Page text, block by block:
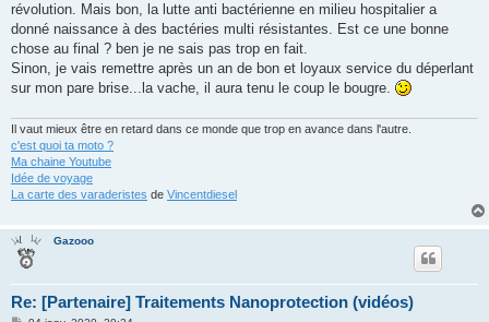
a
g
révolution. Mais bon, la lutte anti bactérienne en milieu hospitalier a
donné naissance à des bactéries multi résistantes. Est ce une bonne
chose au final ? ben je ne sais pas trop en fait.
Sinon, je vais remettre après un an de bon et loyaux service du déperlant
sur mon pare brise...la vache, il aura tenu le coup le bougre.
Il vaut mieux être en retard dans ce monde que trop en avance dans l'autre.
c'est quoi ta moto ?
Ma chaine Youtube
Idée de voyage
La carte des varaderistes de Vincentdiesel
Gazooo
Re: [Partenaire] Traitements Nanoprotection (vidéos)